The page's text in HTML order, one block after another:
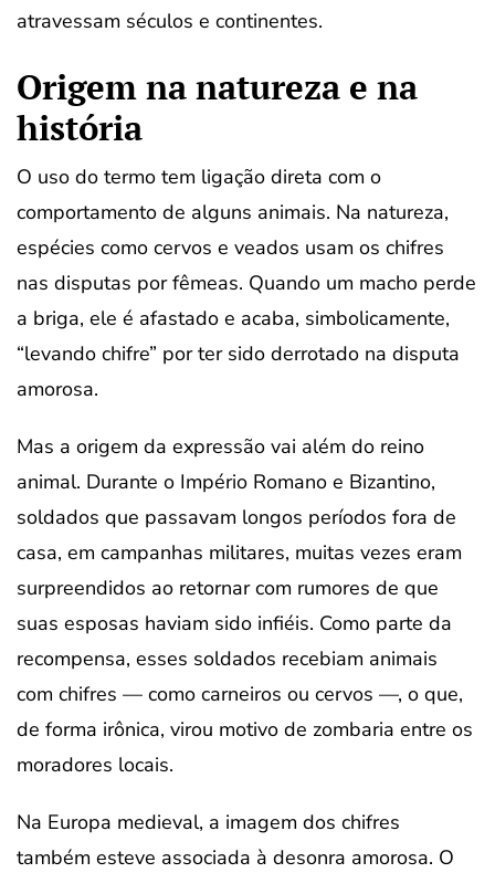
atravessam séculos e continentes.
Origem na natureza e na
história
O uso do termo tem ligação direta com o
comportamento de alguns animais. Na natureza,
espécies como cervos e veados usam os chifres
nas disputas por fêmeas. Quando um macho perde
a briga, ele é afastado e acaba, simbolicamente,
“levando chifre” por ter sido derrotado na disputa
amorosa.
Mas a origem da expressão vai além do reino
animal. Durante o Império Romano e Bizantino,
soldados que passavam longos períodos fora de
casa, em campanhas militares, muitas vezes eram
surpreendidos ao retornar com rumores de que
suas esposas haviam sido infiéis. Como parte da
recompensa, esses soldados recebiam animais
com chifres — como carneiros ou cervos —, o que,
de forma irônica, virou motivo de zombaria entre os
moradores locais.
Na Europa medieval, a imagem dos chifres
também esteve associada à desonra amorosa. O